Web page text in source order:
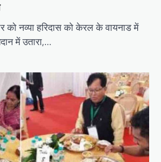
को नव्या हरिदास को केरल के वायनाड में
में उतारा,…